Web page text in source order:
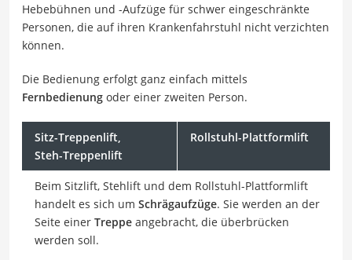
Hebebühnen und -Aufzüge für schwer eingeschränkte
Personen, die auf ihren Krankenfahrstuhl nicht verzichten
können.
Die Bedienung erfolgt ganz einfach mittels
Fernbedienung oder einer zweiten Person.
Sitz-Treppenlift,
Steh-Treppenlift
Rollstuhl-Plattformlift
Beim Sitzlift, Stehlift und dem Rollstuhl-Plattformlift
handelt es sich um Schrägaufzüge. Sie werden an der
Seite einer Treppe angebracht, die überbrücken
werden soll.